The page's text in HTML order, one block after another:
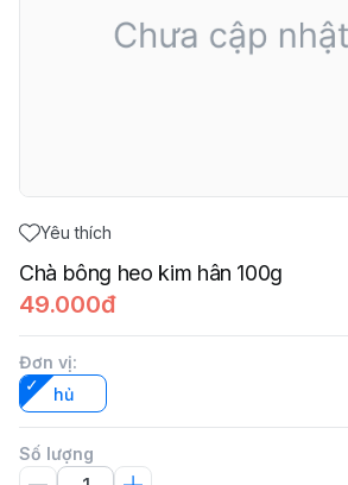
Yêu thích
Chà bông heo kim hân 100g
49.000đ
Đơn vị:
hủ
Số lượng